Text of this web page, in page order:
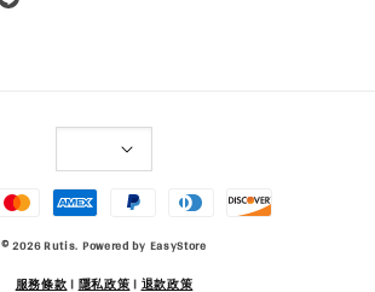
© 2026 Rutis. Powered by EasyStore
服務條款| 隱私政策| 退款政策